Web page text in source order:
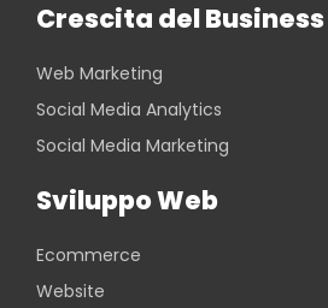
Crescita del Business
Web Marketing
Social Media Analytics
Social Media Marketing
Sviluppo Web
Ecommerce
Website